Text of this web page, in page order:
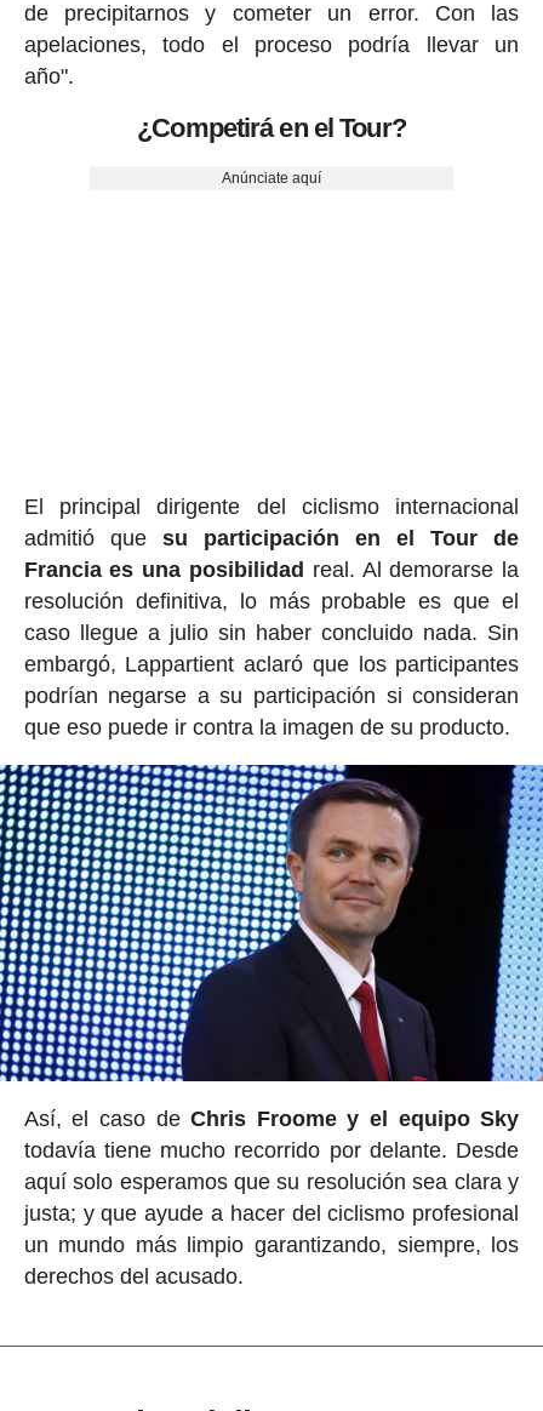
de precipitarnos y cometer un error. Con las
apelaciones, todo el proceso podría llevar un
año".
¿Competirá en el Tour?
Anúnciate aquí
El principal dirigente del ciclismo internacional
admitió que su participación en el Tour de
Francia es una posibilidad real. Al demorarse la
resolución definitiva, lo más probable es que el
caso llegue a julio sin haber concluido nada. Sin
embargó, Lappartient aclaró que los participantes
podrían negarse a su participación si consideran
que eso puede ir contra la imagen de su producto.
Así, el caso deChris Froome y el equipo Sky
todavía tiene mucho recorrido por delante. Desde
aquí solo esperamos que su resolución sea clara y
justa; y que ayude a hacer del ciclismo profesional
un mundo más limpio garantizando, siempre, los
derechos del acusado.